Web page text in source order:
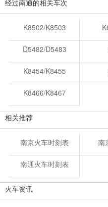
经过南通的相关车次
K8502/K8503
D5482/D5483
K8454/K8455
K8466/K8467
相关推荐
南京火车时刻表 南
南通火车时刻表
火车资讯